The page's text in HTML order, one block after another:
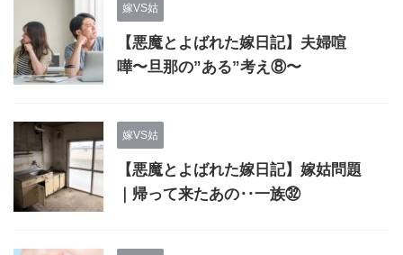
嫁VS姑
【悪魔とよばれた嫁日記】夫婦喧
嘩〜旦那の”ある”考え⑧〜
嫁VS姑
【悪魔とよばれた嫁日記】嫁姑問題
｜帰って来たあの‥一族㉜